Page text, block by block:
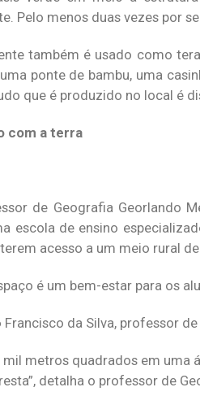
Pelo menos duas vezes por
também é usado como
ponte de bambu, uma
que é produzido no local é
com a terra
de Geografia Georlando
escola de ensino
acesso a um meio rural
é um bem-estar para os
Francisco da Silva, professor
mil metros quadrados em
detalha o professor de